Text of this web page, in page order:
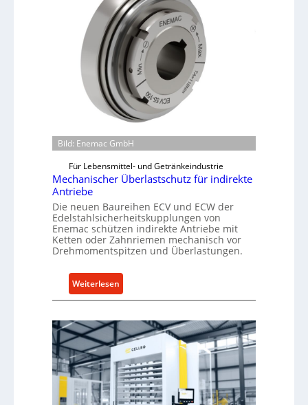
i
n
e
n
b
a
u
-
B
e
s
t
e
l
u
n
g
5
ü
b
r
V
o
Bild: Enemac GmbH
Für Lebensmittel- und Getränkeindustrie
Mechanischer Überlastschutz für indirekte
Antriebe
Die neuen Baureihen ECV und ECW der
Edelstahlsicherheitskupplungen von
Enemac schützen indirekte Antriebe mit
Ketten oder Zahnriemen mechanisch vor
Drehmomentspitzen und Überlastungen.
Weiterlesen
M
h
n
i
s